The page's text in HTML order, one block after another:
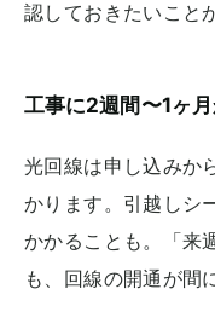
認しておきたいこと
工事に2週間〜1ヶ
光回線は申し込みか
かります。引越しシ
かかることも。「来
も、回線の開通が間